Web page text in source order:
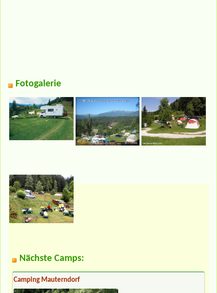
Fotogalerie
Nächste Camps:
Camping Mauterndorf